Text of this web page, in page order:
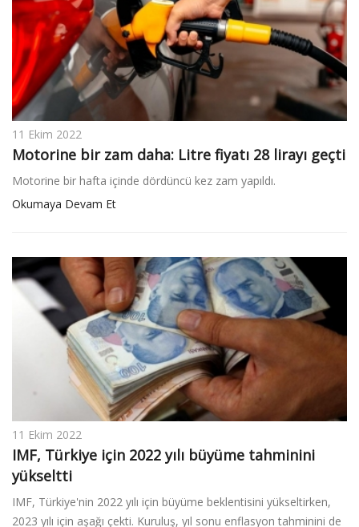
11 Ekim 2022
Motorine bir zam daha: Litre fiyatı 28 lirayı geçti
Motorine bir hafta içinde dördüncü kez zam yapıldı.
Okumaya Devam Et
11 Ekim 2022
IMF, Türkiye için 2022 yılı büyüme tahminini
yükseltti
IMF, Türkiye'nin 2022 yılı için büyüme beklentisini yükseltirken,
2023 yılı için aşağı çekti. Kuruluş, yıl sonu enflasyon tahminini de